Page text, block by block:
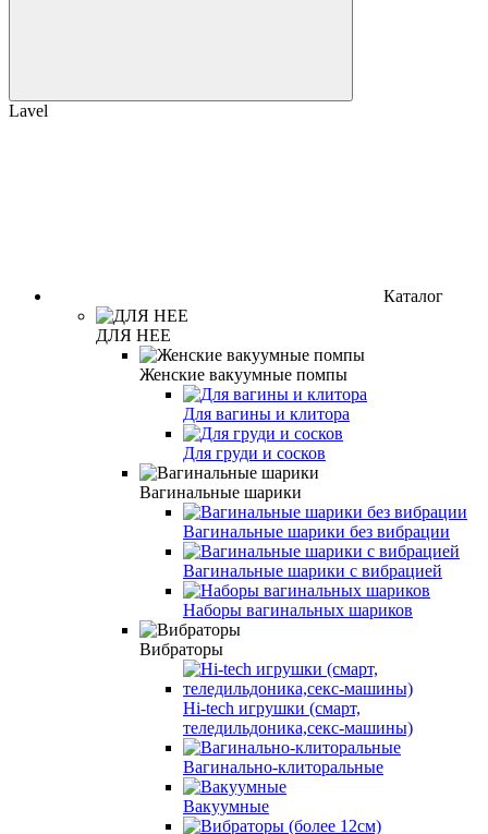
Lavel
Каталог
ДЛЯ НЕЕ
Женские вакуумные помпы
Для вагины и клитора
Для груди и сосков
Вагинальные шарики
Вагинальные шарики без вибрации
Вагинальные шарики с вибрацией
Наборы вагинальных шариков
Вибраторы
Hi-tech игрушки (смарт,
теледильдоника,секс-машины)
Вагинально-клиторальные
Вакуумные